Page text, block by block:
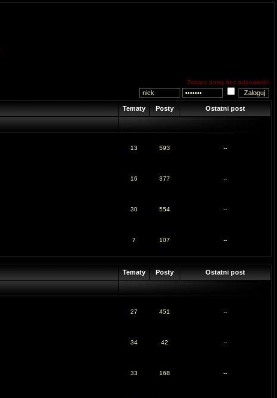
Zobacz posty bez odpowiedzi
Tematy Posty Ostatni post
13 593 --
16 377 --
30 554 --
7 107 --
Tematy Posty Ostatni post
27 451 --
34 42 --
33 168 --